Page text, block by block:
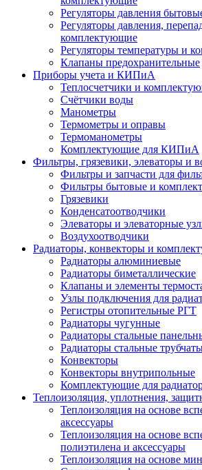
Регуляторы давления
Регуляторы давления,
комплектующие
Регуляторы температуры и
Клапаны предохранительные
Приборы учета и КИПиА
Теплосчетчики и
Счётчики воды
Манометры
Термометры и оправы
Термоманометры
Комплектующие для КИПиА
Фильтры, грязевики, элеваторы и
Фильтры и запчасти для
Фильтры бытовые и
Грязевики
Конденсатоотводчики
Элеваторы и элеваторные
Воздухоотводчики
Радиаторы, конвекторы и
Радиаторы алюминиевые
Радиаторы биметаллические
Клапаны и элементы
Узлы подключения для
Регистры отопительные РГТ
Радиаторы чугунные
Радиаторы стальные
Радиаторы стальные
Конвекторы
Конвекторы внутрипольные
Комплектующие для
Теплоизоляция, уплотнения,
Теплоизоляция на основе
аксессуары
Теплоизоляция на основе
полиэтилена и аксессуары
Теплоизоляция на основе